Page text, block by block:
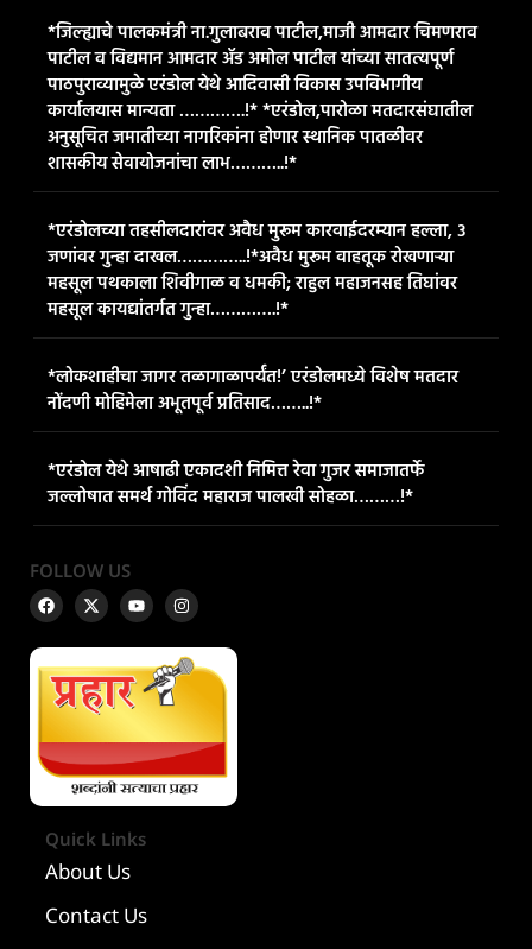
*जिल्ह्याचे पालकमंत्री ना.गुलाबराव पाटील,माजी आमदार चिमणराव
पाटील व विद्यमान आमदार ॲड अमोल पाटील यांच्या सातत्यपूर्ण
पाठपुराव्यामुळे एरंडोल येथे आदिवासी विकास उपविभागीय
कार्यालयास मान्यता ………….!* *एरंडोल,पारोळा मतदारसंघातील
अनुसूचित जमातीच्या नागरिकांना होणार स्थानिक पातळीवर
शासकीय सेवायोजनांचा लाभ………..!*
*एरंडोलच्या तहसीलदारांवर अवैध मुरूम कारवाईदरम्यान हल्ला, ३
जणांवर गुन्हा दाखल…………..!*​अवैध मुरूम वाहतूक रोखणाऱ्या
महसूल पथकाला शिवीगाळ व धमकी; राहुल महाजनसह तिघांवर
महसूल कायद्यांतर्गत गुन्हा………….!*
*लोकशाहीचा जागर तळागाळापर्यंत!’ एरंडोलमध्ये विशेष मतदार
नोंदणी मोहिमेला अभूतपूर्व प्रतिसाद……..!*
*एरंडोल येथे आषाढी एकादशी निमित्त रेवा गुजर समाजातर्फे
जल्लोषात समर्थ गोविंद महाराज पालखी सोहळा………!*
FOLLOW US
Quick Links
About Us
Contact Us